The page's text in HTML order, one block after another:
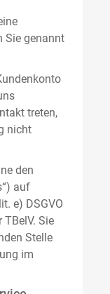
Sie genannt
treten,
nicht
den
auf
e) DSGVO
TBelV. Sie
Stelle
im